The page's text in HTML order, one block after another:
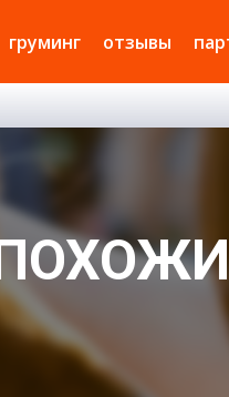
груминг отзывы